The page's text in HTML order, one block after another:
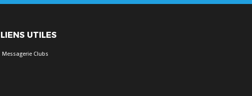
LIENS UTILES
Messagerie Clubs